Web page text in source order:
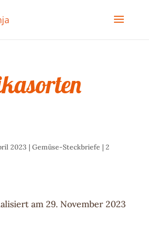
2023 | Gemüse-Steckbriefe | 2
am 29. November 2023